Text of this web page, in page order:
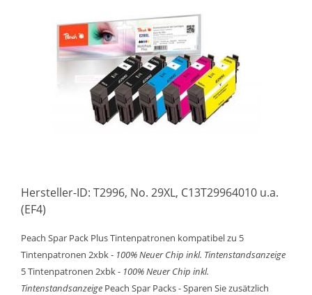
Hersteller-ID: T2996, No. 29XL, C13T29964010 u.a.
(EF4)
Peach Spar Pack Plus Tintenpatronen kompatibel zu 5
Tintenpatronen 2xbk - 100% Neuer Chip inkl. Tintenstandsanzeige
5 Tintenpatronen 2xbk - 100% Neuer Chip inkl.
Tintenstandsanzeige Peach Spar Packs - Sparen Sie zusätzlich